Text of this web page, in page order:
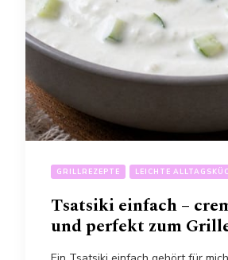
GRILLREZEPTE LEICHTE
Tsatsiki einfach –
und perfekt zum